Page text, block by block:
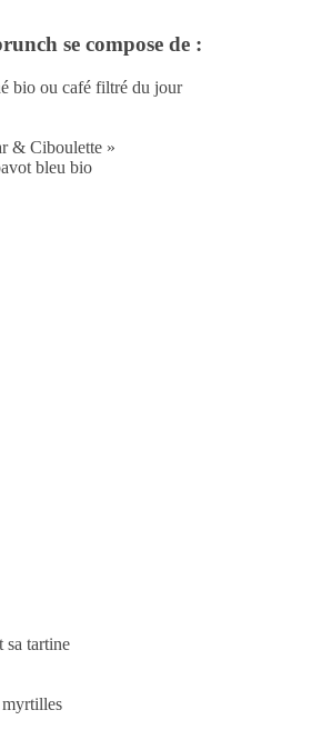
se compose de :
bio ou café filtré du jour
& Ciboulette »
bleu bio
sa tartine